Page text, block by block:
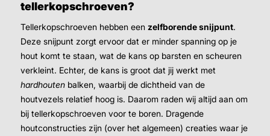
tellerkopschroeven?
Tellerkopschroeven hebben een zelfborende snijpunt.
Deze snijpunt zorgt ervoor dat er minder spanning op je
hout komt te staan, wat de kans op barsten en scheuren
verkleint. Echter, de kans is groot dat jij werkt met
hardhouten balken, waarbij de dichtheid van de
houtvezels relatief hoog is. Daarom raden wij altijd aan om
bij tellerkopschroeven voor te boren. Dragende
houtconstructies zijn (over het algemeen) creaties waar je